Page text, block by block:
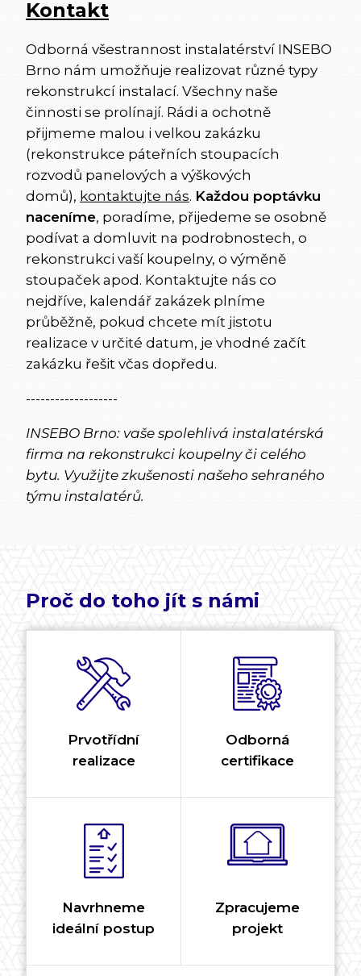
Kontakt
Odborná všestrannost instalatérství INSEBO
Brno nám umožňuje realizovat různé typy
rekonstrukcí instalací. Všechny naše
činnosti se prolínají. Rádi a ochotně
přijmeme malou i velkou zakázku
(rekonstrukce páteřních stoupacích
rozvodů panelových a výškových
domů), kontaktujte nás. Každou poptávku
naceníme, poradíme, přijedeme se osobně
podívat a domluvit na podrobnostech, o
rekonstrukci vaší koupelny, o výměně
stoupaček apod. Kontaktujte nás co
nejdříve, kalendář zakázek plníme
průběžně, pokud chcete mít jistotu
realizace v určité datum, je vhodné začít
zakázku řešit včas dopředu.
-------------------
INSEBO Brno: vaše spolehlivá instalatérská
firma na rekonstrukci koupelny či celého
bytu. Využijte zkušenosti našeho sehraného
týmu instalatérů.
Proč do toho jít s námi
Prvotřídní
realizace
Odborná
certifikace
Navrhneme
ideální postup
Zpracujeme
projekt